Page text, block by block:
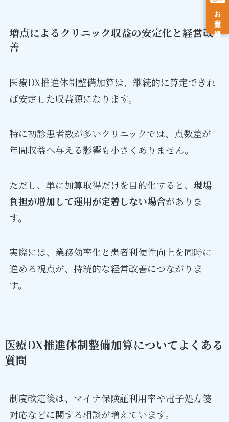
増点によるクリニック収益の安定化と経営改
善
医療DX推進体制整備加算は、継続的に算定できれ
ば安定した収益源になります。
特に初診患者数が多いクリニックでは、点数差が
年間収益へ与える影響も小さくありません。
ただし、単に加算取得だけを目的化すると、 現場
負担が増加して運用が定着しない場合がありま
す。
実際には、業務効率化と患者利便性向上を同時に
進める視点が、持続的な経営改善につながりま
す。
医療DX推進体制整備加算についてよくある
質問
制度改定後は、マイナ保険証利用率や電子処方箋
対応などに関する相談が増えています。
お役立ち資料